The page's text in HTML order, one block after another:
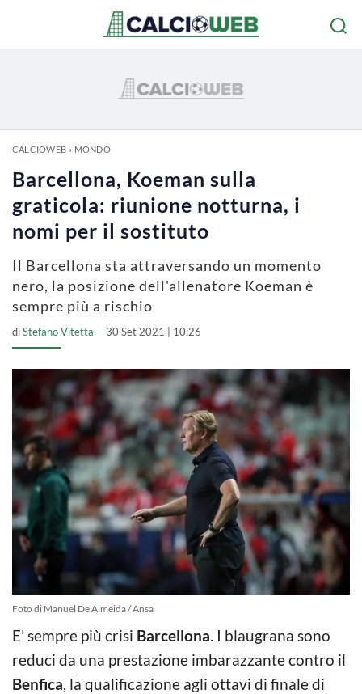
CALCIOWEB» MONDO
Barcellona, Koeman sulla
graticola: riunione notturna, i
nomi per il sostituto
Il Barcellona sta attraversando un momento
nero, la posizione dell'allenatore Koeman è
sempre più a rischio
diStefano Vitetta 30 Set 2021 | 10:26
Foto di Manuel De Almeida / Ansa
E’ sempre più crisi Barcellona. I blaugrana sono
reduci da una prestazione imbarazzante contro il
Benfica, la qualificazione agli ottavi di finale di